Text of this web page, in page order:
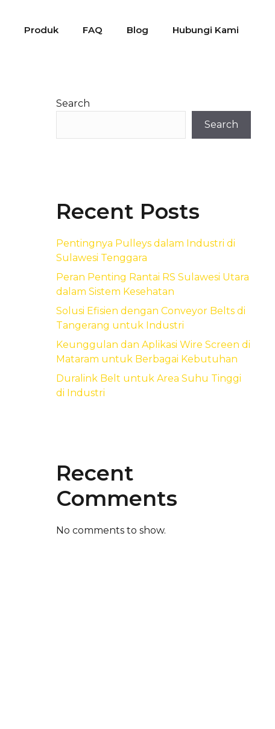
Produk FAQ Blog Hubungi Kami
Search
Search
Recent Posts
Pentingnya Pulleys dalam Industri di
Sulawesi Tenggara
Peran Penting Rantai RS Sulawesi Utara
dalam Sistem Kesehatan
Solusi Efisien dengan Conveyor Belts di
Tangerang untuk Industri
Keunggulan dan Aplikasi Wire Screen di
Mataram untuk Berbagai Kebutuhan
Duralink Belt untuk Area Suhu Tinggi
di Industri
Recent
Comments
No comments to show.